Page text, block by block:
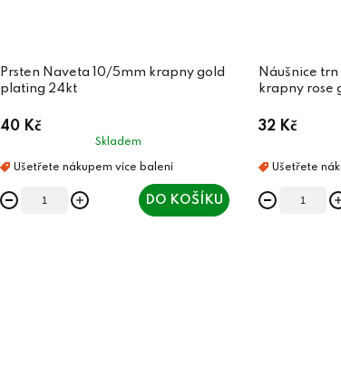
Prsten Naveta 10/5mm krapny gold
plating 24kt
40 Kč
Skladem
DO KOŠÍKU
Náušnice
krapny rose
32 Kč